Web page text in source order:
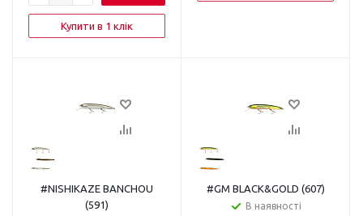
Купити в 1 клік
#NISHIKAZE BANCHOU
(591)
#GM BLACK&GOLD (607)
В наявності